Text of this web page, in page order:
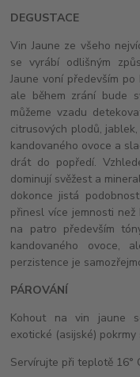
DEGUSTACE
Vin Jaune ze všeho
se vyrábí odlišným
Jaune voní především
ale během zrání bude
můžeme vzadu
citrusových plodů,
kandovaného ovoce a
drát do popředí.
dominují svěžest a
dokonce jistá
přinesl více jemnosti
na patro především
kandovaného ovoce,
perzistence je
PÁROVÁNÍ
Kohout na vin jaune
exotické (asijské)
Servírujte při teplotě 16°